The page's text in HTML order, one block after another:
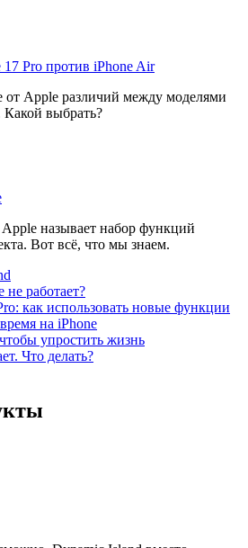
Pro против iPhone Air
Apple различий между моделями
Какой выбрать?
называет набор функций
Вот всё, что мы знаем.
не работает?
как использовать новые функции
на iPhone
упростить жизнь
Что делать?